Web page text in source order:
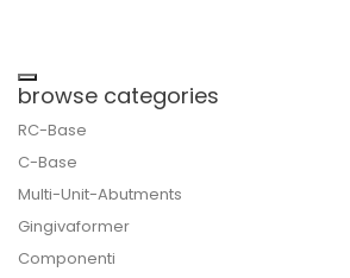
Toggle navigation
browse categories
RC-Base
C-Base
Multi-Unit-Abutments
Gingivaformer
Componenti